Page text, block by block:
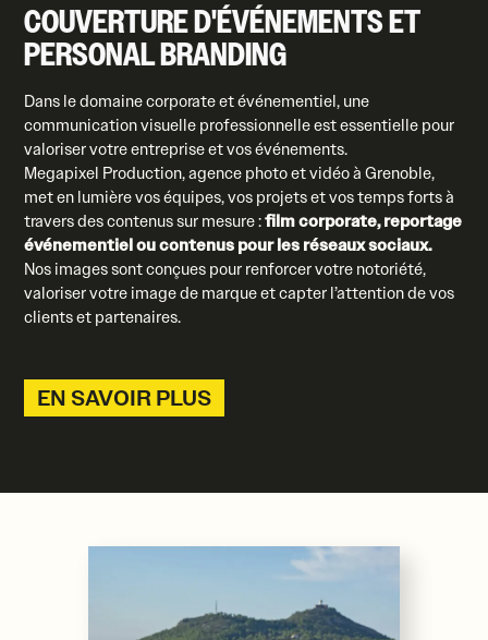
COUVERTURE D'ÉVÉNEMENTS ET
PERSONAL BRANDING
Dans le domaine corporate et événementiel, une
communication visuelle professionnelle est essentielle pour
valoriser votre entreprise et vos événements.
Megapixel Production, agence photo et vidéo à Grenoble,
met en lumière vos équipes, vos projets et vos temps forts à
travers des contenus sur mesure :film corporate, reportage
événementiel ou contenus pour les réseaux sociaux.
Nos images sont conçues pour renforcer votre notoriété,
valoriser votre image de marque et capter l’attention de vos
clients et partenaires.
EN SAVOIR PLUS